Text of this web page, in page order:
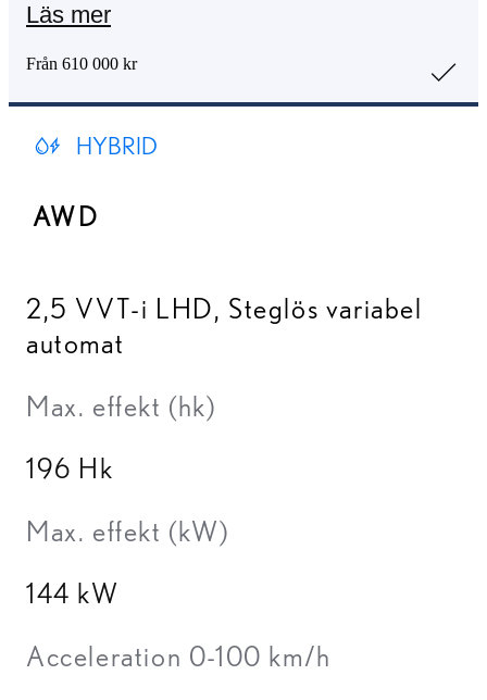
Läs mer
Från 610 000 kr
HYBRID
AWD
2,5 VVT-i LHD, Steglös variabel
automat
Max. effekt (hk)
196 Hk
Max. effekt (kW)
144 kW
Acceleration 0-100 km/h